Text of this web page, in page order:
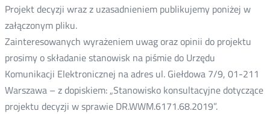
Projekt decyzji wraz z uzasadnieniem publikujemy poniżej w
załączonym pliku.
Zainteresowanych wyrażeniem uwag oraz opinii do projektu
prosimy o składanie stanowisk na piśmie do Urzędu
Komunikacji Elektronicznej na adres ul. Giełdowa 7/9, 01-211
Warszawa – z dopiskiem: „Stanowisko konsultacyjne dotyczące
projektu decyzji w sprawie DR.WWM.6171.68.2019”.